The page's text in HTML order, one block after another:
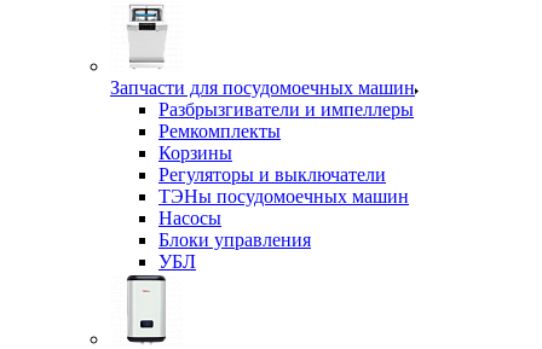
Запчасти для посудомоечных машин
Разбрызгиватели и импеллеры
Ремкомплекты
Корзины
Регуляторы и выключатели
ТЭНы посудомоечных машин
Насосы
Блоки управления
УБЛ